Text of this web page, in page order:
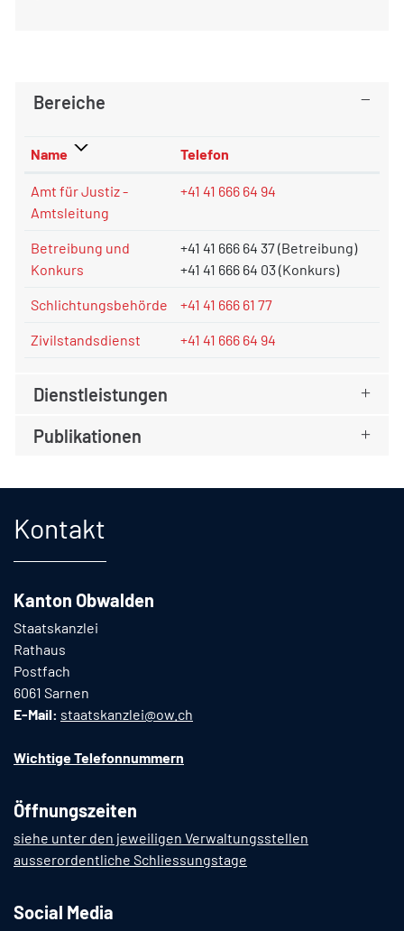
Bereiche
Name Telefon
Amt für Justiz -
Amtsleitung
+41 41 666 64 94
Betreibung und
Konkurs
+41 41 666 64 37 (Betreibung)
+41 41 666 64 03 (Konkurs)
Schlichtungsbehörde +41 41 666 61 77
Zivilstandsdienst +41 41 666 64 94
Dienstleistungen
Publikationen
Kontakt
Kanton Obwalden
Staatskanzlei
Rathaus
Postfach
6061 Sarnen
E-Mail: staatskanzlei@ow.ch
Wichtige Telefonnummern
Öffnungszeiten
siehe unter den jeweiligen Verwaltungsstellen
ausserordentliche Schliessungstage
Social Media